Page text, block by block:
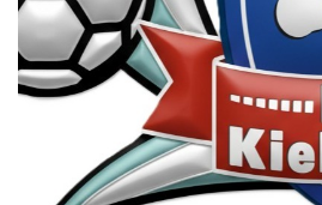
NEWSLETTER
DIE HAIE I Intern